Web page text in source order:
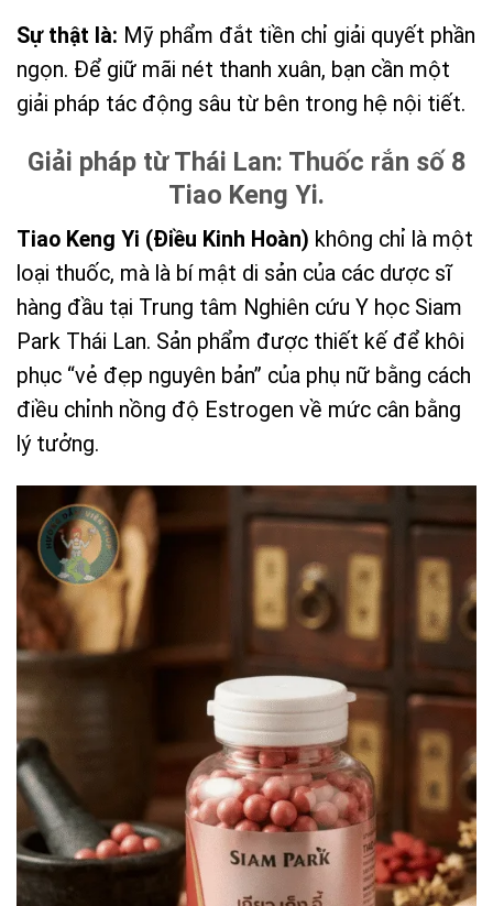
Sự thật là: Mỹ phẩm đắt tiền chỉ giải quyết phần
ngọn. Để giữ mãi nét thanh xuân, bạn cần một
giải pháp tác động sâu từ bên trong hệ nội tiết.
Giải pháp từ Thái Lan: Thuốc rắn số 8
Tiao Keng Yi.
Tiao Keng Yi (Điều Kinh Hoàn) không chỉ là một
loại thuốc, mà là bí mật di sản của các dược sĩ
hàng đầu tại Trung tâm Nghiên cứu Y học Siam
Park Thái Lan. Sản phẩm được thiết kế để khôi
phục “vẻ đẹp nguyên bản” của phụ nữ bằng cách
điều chỉnh nồng độ Estrogen về mức cân bằng
lý tưởng.